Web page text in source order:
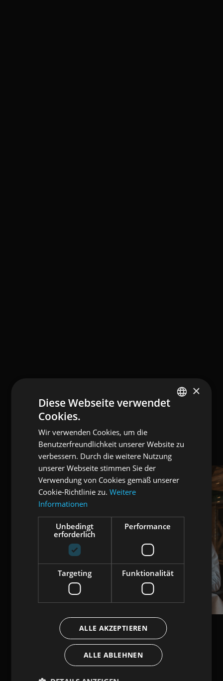
×
Diese Webseite verwendet
Cookies.
Wir verwenden Cookies, um die
Benutzerfreundlichkeit unserer Website zu
verbessern. Durch die weitere Nutzung
unserer Webseite stimmen Sie der
Verwendung von Cookies gemäß unserer
Cookie-Richtlinie zu. Weitere
Informationen
Unbedingt
erforderlich
Performance
Targeting Funktionalität
ALLE AKZEPTIEREN
ALLE ABLEHNEN